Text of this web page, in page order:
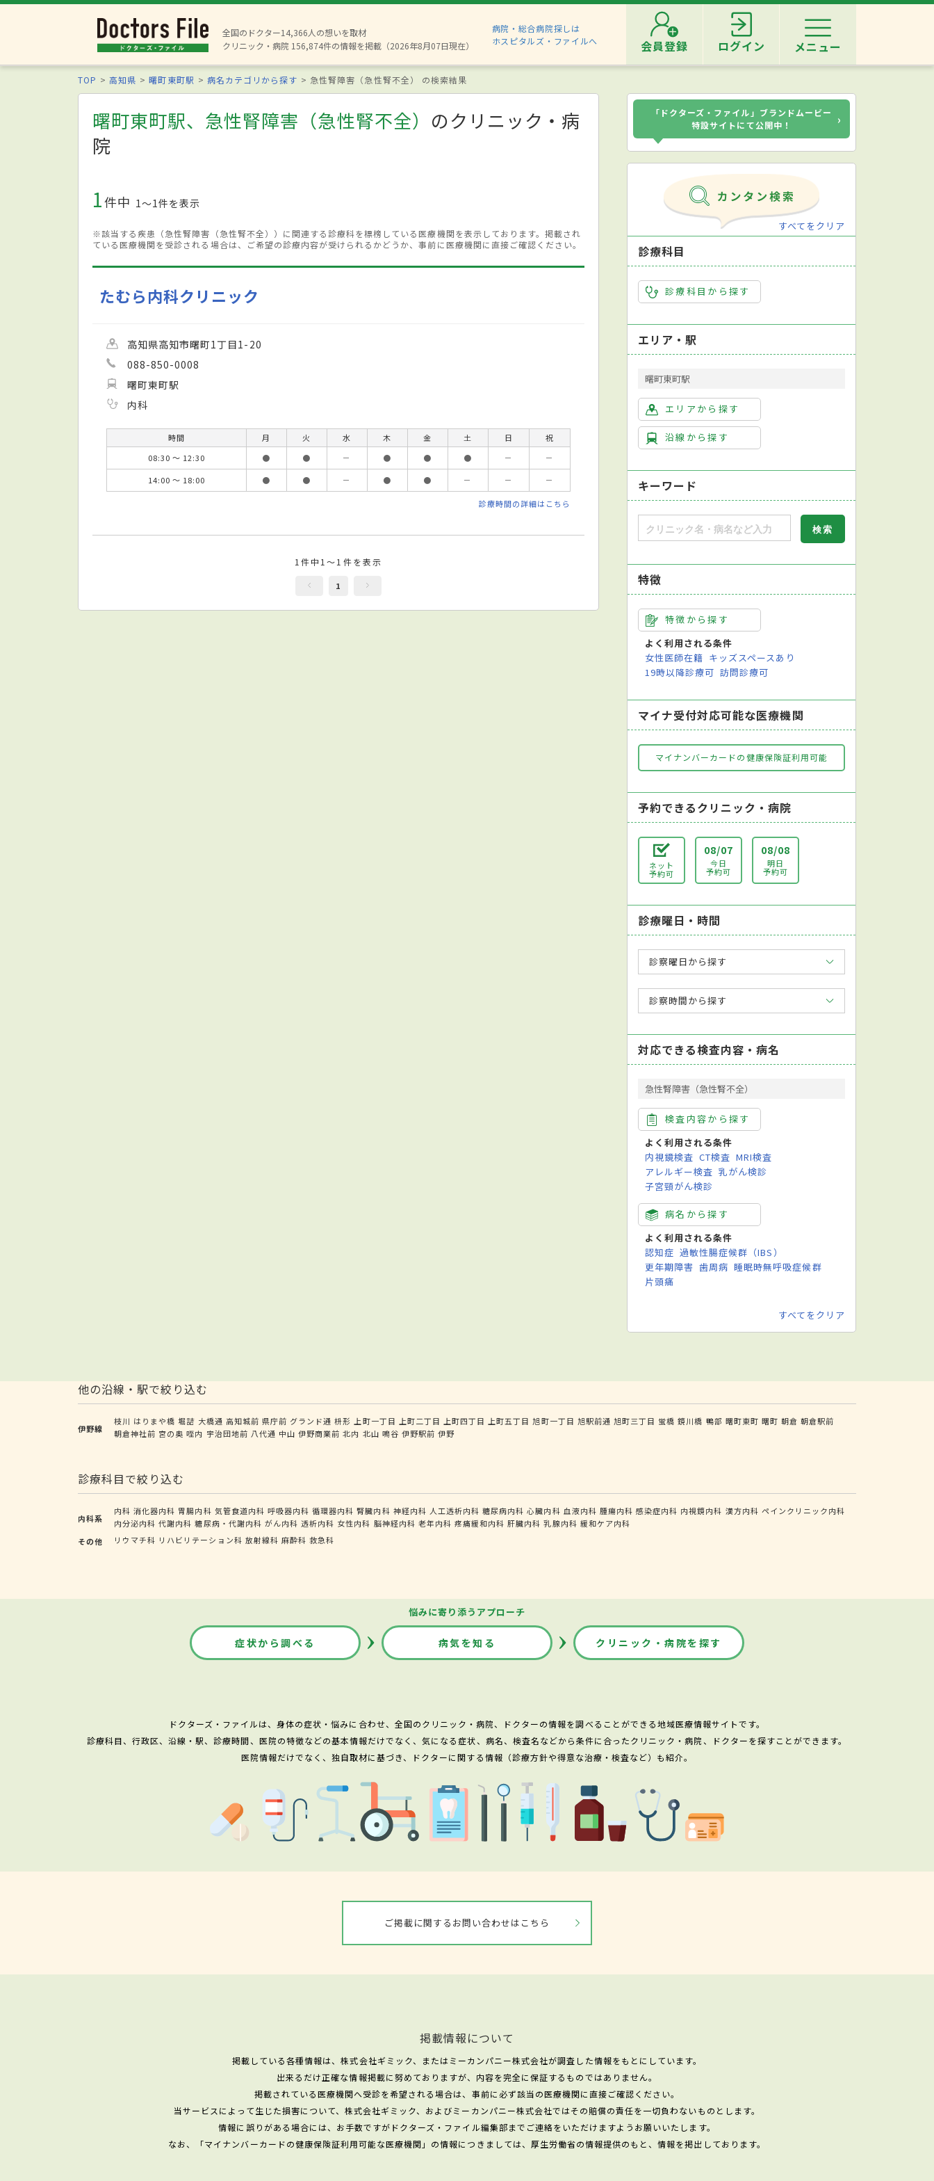
全国のドクター14,366人の想いを取材
クリニック・病院 156,874件の情報を掲載（2026年8月07日現在）
病院・総合病院探しは
ホスピタルズ・ファイルへ
会員登録 ログイン メニュー
TOP 高知県 曙町東町駅 病名カテゴリから探す 急性腎障害（急性腎不全） の検索結果
曙町東町駅、急性腎障害（急性腎不全） のクリニック・病
院
1件中 1〜1件を表示
※該当する疾患（急性腎障害（急性腎不全））に関連する診療科を標榜している医療機関を表示しております。掲載され
ている医療機関を受診される場合は、ご希望の診療内容が受けられるかどうか、事前に医療機関に直接ご確認ください。
たむら内科クリニック
高知県高知市曙町1丁目1-20
088-850-0008
曙町東町駅
内科
時間 月 火 水 木 金 土 日
祝
08:30 ～ 12:30
● ● － ● ● ● －
－
14:00 ～ 18:00
● ● － ● ● － － －
診療時間の詳細はこちら
1件中1～1件を表示
1
「ドクターズ・ファイル」ブランドムービー
特設サイトにて公開中！
›
すべてをクリア
診療科目
診療科目から探す
エリア・駅
曙町東町駅
エリアから探す
沿線から探す
キーワード
特徴
特徴から探す
よく利用される条件
女性医師在籍 キッズスペースあり
19時以降診療可 訪問診療可
マイナ受付対応可能な医療機関
マイナンバーカードの健康保険証利用可能
予約できるクリニック・病院
ネット
予約可
08/07
今日
予約可
08/08
明日
予約可
診療曜日・時間
診察曜日から探す
診察時間から探す
対応できる検査内容・病名
急性腎障害（急性腎不全）
検査内容から探す
よく利用される条件
内視鏡検査 CT検査 MRI検査
アレルギー検査 乳がん検診
子宮頸がん検診
病名から探す
よく利用される条件
認知症 過敏性腸症候群（IBS）
更年期障害 歯周病 睡眠時無呼吸症候群
片頭痛
すべてをクリア
他の沿線・駅で絞り込む
伊野線
枝川 はりまや橋 堀詰 大橋通 高知城前 県庁前 グランド通 枡形 上町一丁目 上町二丁目 上町四丁目 上町五丁目 旭町一丁目 旭駅前通 旭町三丁目 蛍橋 鏡川橋 鴨部 曙町東町 曙町 朝倉 朝倉駅前
朝倉神社前 宮の奥 咥内 宇治団地前 八代通 中山 伊野商業前 北内 北山 鳴谷 伊野駅前 伊野
診療科目で絞り込む
内科系
内科 消化器内科 胃腸内科 気管食道内科 呼吸器内科 循環器内科 腎臓内科 神経内科 人工透析内科 糖尿病内科 心臓内科 血液内科 腫瘍内科 感染症内科 内視鏡内科 漢方内科 ペインクリニック内科
内分泌内科 代謝内科 糖尿病・代謝内科 がん内科 透析内科 女性内科 脳神経内科 老年内科 疼痛緩和内科 肝臓内科 乳腺内科 緩和ケア内科
その他
リウマチ科 リハビリテーション科 放射線科 麻酔科 救急科
悩みに寄り添うアプローチ
症状から調べる 病気を知る クリニック・病院を探す
ドクターズ・ファイルは、身体の症状・悩みに合わせ、全国のクリニック・病院、ドクターの情報を調べることができる地域医療情報サイトです。
診療科目、行政区、沿線・駅、診療時間、医院の特徴などの基本情報だけでなく、気になる症状、病名、検査名などから条件に合ったクリニック・病院、ドクターを探すことができます。
医院情報だけでなく、独自取材に基づき、ドクターに関する情報（診療方針や得意な治療・検査など）も紹介。
ご掲載に関するお問い合わせはこちら
掲載情報について
掲載している各種情報は、株式会社ギミック、またはミーカンパニー株式会社が調査した情報をもとにしています。
出来るだけ正確な情報掲載に努めておりますが、内容を完全に保証するものではありません。
掲載されている医療機関へ受診を希望される場合は、事前に必ず該当の医療機関に直接ご確認ください。
当サービスによって生じた損害について、株式会社ギミック、およびミーカンパニー株式会社ではその賠償の責任を一切負わないものとします。
情報に誤りがある場合には、お手数ですがドクターズ・ファイル編集部までご連絡をいただけますようお願いいたします。
なお、「マイナンバーカードの健康保険証利用可能な医療機関」の情報につきましては、厚生労働省の情報提供のもと、情報を掲出しております。